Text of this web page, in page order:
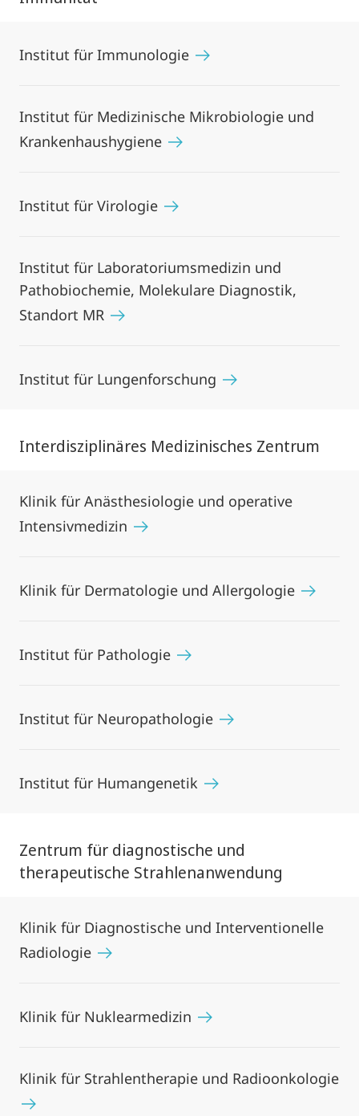
Institut für Immunologie
Institut für Medizinische Mikrobiologie und
Krankenhaushygiene
Institut für Virologie
Institut für Laboratoriumsmedizin und
Pathobiochemie, Molekulare Diagnostik,
Standort MR
Institut für Lungenforschung
Interdisziplinäres Medizinisches Zentrum
Klinik für Anästhesiologie und operative
Intensivmedizin
Klinik für Dermatologie und Allergologie
Institut für Pathologie
Institut für Neuropathologie
Institut für Humangenetik
Zentrum für diagnostische und
therapeutische Strahlenanwendung
Klinik für Diagnostische und Interventionelle
Radiologie
Klinik für Nuklearmedizin
Klinik für Strahlentherapie und Radioonkologie